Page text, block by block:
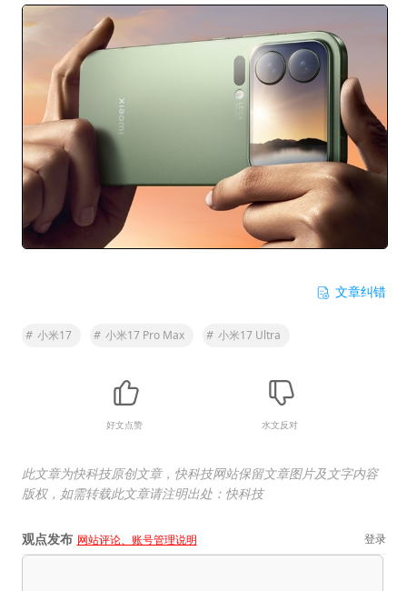
文章纠错
# 小米17 # 小米17 Pro Max # 小米17 Ultra
好文点赞 水文反对
此文章为快科技原创文章，快科技网站保留文章图片及文字内容
版权，如需转载此文章请注明出处：快科技
观点发布 网站评论、账号管理说明 登录